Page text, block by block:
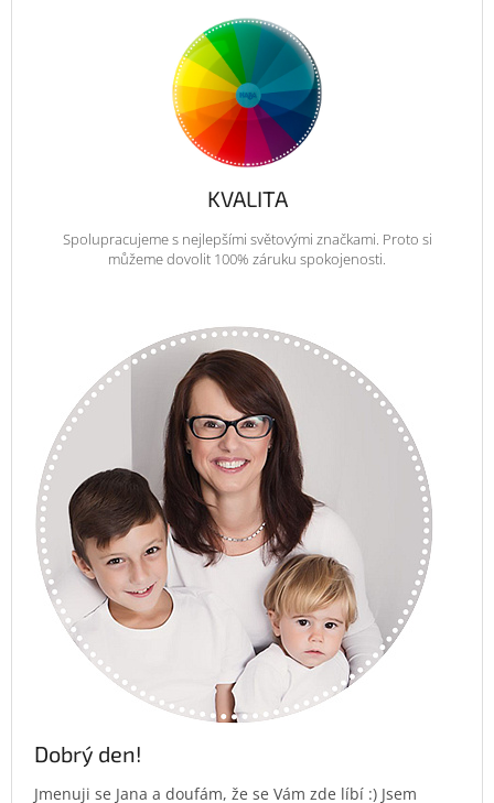
KVALITA
Spolupracujeme s nejlepšími světovými značkami. Proto si
můžeme dovolit 100% záruku spokojenosti.
Dobrý den!
Jmenuji se Jana a doufám, že se Vám zde líbí :) Jsem